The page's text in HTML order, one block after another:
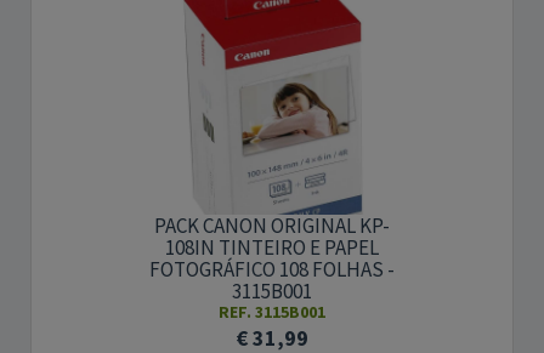
PACK CANON ORIGINAL KP-
108IN TINTEIRO E PAPEL
FOTOGRÁFICO 108 FOLHAS -
3115B001
REF. 3115B001
€ 31,99